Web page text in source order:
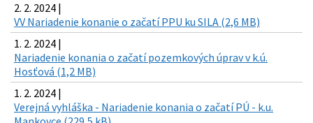
2. 2. 2024 |
VV Nariadenie konanie o začatí PPU ku SILA (2,6 MB)
1. 2. 2024 |
Nariadenie konania o začatí pozemkových úprav v k.ú.
Hosťová (1,2 MB)
1. 2. 2024 |
Verejná vyhláška - Nariadenie konania o začatí PÚ - k.u.